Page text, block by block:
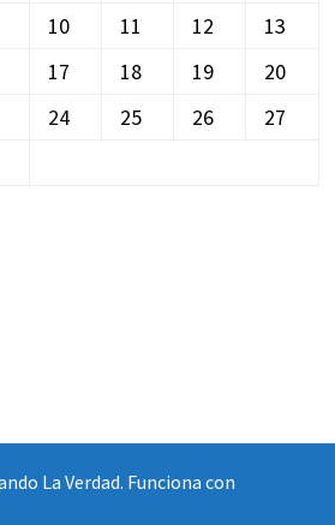
10 11 12
13
17 18 19
20
24 25 26
27
La Verdad. Funciona con